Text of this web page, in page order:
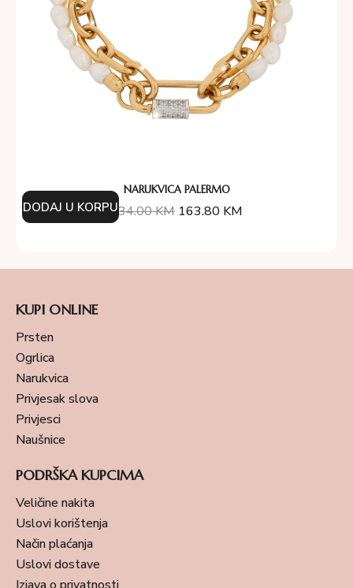
NARUKVICA PALERMO
234.00KM 163.80 KM
DODAJ U KORPU
KUPI ONLINE
Prsten
Ogrlica
Narukvica
Privjesak slova
Privjesci
Naušnice
PODRŠKA KUPCIMA
Veličine nakita
Uslovi korištenja
Način plaćanja
Uslovi dostave